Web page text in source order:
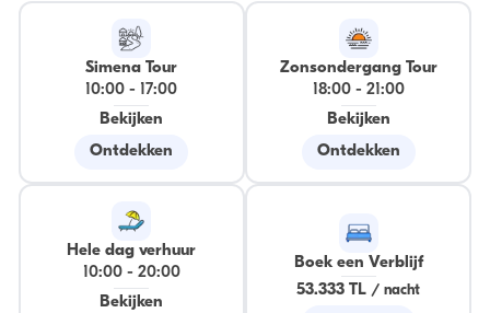
Simena Tour
10:00 -
17:00
Bekijken
Ontdekken
Zonsondergang Tour
18:00- 21:00
Bekijken
Ontdekken
Hele dag verhuur
10:00- 20:00
Bekijken
Boek een Verblijf
53.333 TL /nacht